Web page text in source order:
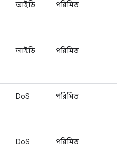
আইডি পরিমিত
আইডি পরিমিত
DoS পরিমিত
DoS পরিমিত